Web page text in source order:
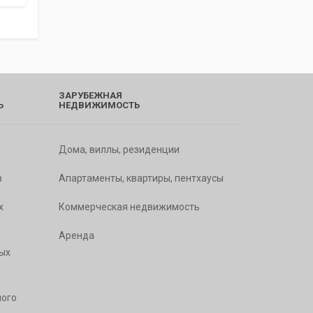
ЗАРУБЕЖНАЯ
НЕДВИЖИМОСТЬ
Дома, виллы, резиденции
Апартаменты, квартиры, пентхаусы
Коммерческая недвижимость
Аренда